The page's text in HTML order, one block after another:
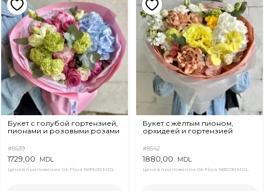
Букет с голубой гортензией,
пионами и розовыми розами
#8539
1729,00 MDL
Цена в приложении Ok Flora 1699,00 MDL
Букет с жёлтым пионом,
орхидеей и гортензией
#8542
1880,00 MDL
Цена в приложении Ok Flora 1830,00 MDL